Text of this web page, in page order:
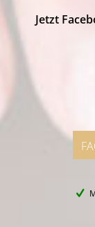
Jetzt